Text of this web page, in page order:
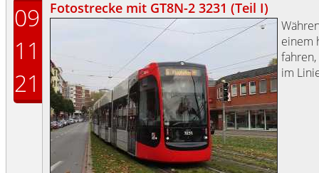
09
11
21
Fotostrecke mit GT8N-2 3231 (Teil I)
einem
im